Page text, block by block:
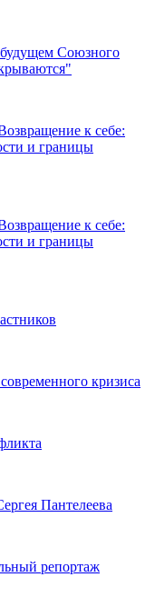
Союзного
к себе:
и границы
к себе:
и границы
кризиса
Пантелеева
репортаж